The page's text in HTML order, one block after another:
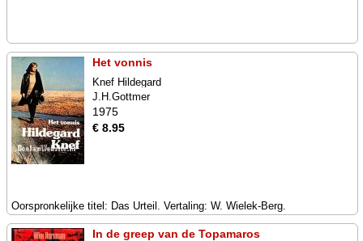
Het vonnis
Knef Hildegard
J.H.Gottmer
1975
€ 8.95
Oorspronkelijke titel: Das Urteil. Vertaling: W. Wielek-Berg.
In de greep van de Topamaros